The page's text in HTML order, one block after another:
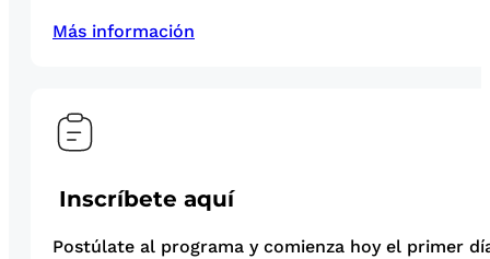
Más información
Inscríbete aquí
Postúlate al programa y comienza hoy el primer